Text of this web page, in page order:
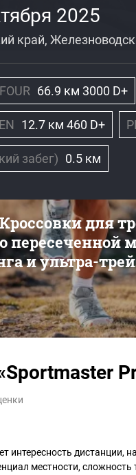
2025
край, Железноводск
66.9 км 3000 D+
12.7 км 460 D+
забег) 0.5 км
для
пересеченной
и ультра-
интересность дистанции,
местности, сложность